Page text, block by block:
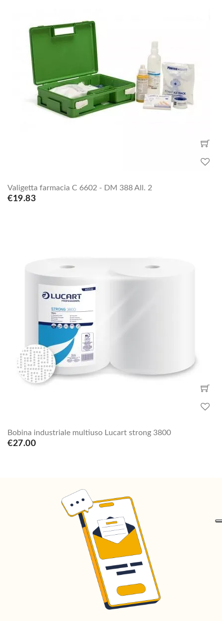
Valigetta farmacia C 6602 - DM 388 All. 2
€19.83
Bobina industriale multiuso Lucart strong 3800
€27.00